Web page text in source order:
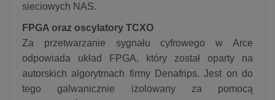
sieciowych NAS.
FPGA oraz oscylatory TCXO
Za przetwarzanie sygnału cyfrowego w Arce
odpowiada układ FPGA, który został oparty na
autorskich algorytmach firmy Denafrips. Jest on do
tego galwanicznie izolowany za pomocą